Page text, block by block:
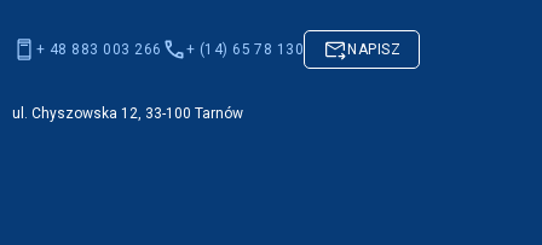
+ 48 883 003 266 + (14) 65 78 130 NAPISZ
ul. Chyszowska 12, 33-100 Tarnów